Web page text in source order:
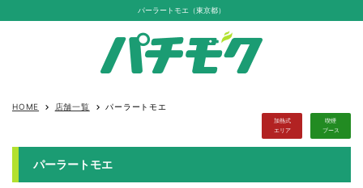
パーラートモエ（東京都）
HOME keyboard_arrow_right 店舗一覧 keyboard_arrow_right パーラートモエ
加熱式
エリア
喫煙
ブース
パーラートモエ